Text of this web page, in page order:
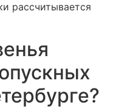
рассчитывается